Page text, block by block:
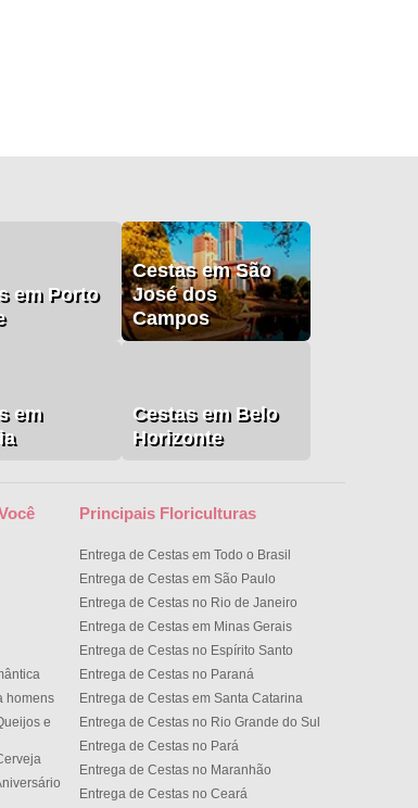
em Porto
Cestas em São
José dos
Campos
em
Cestas em Belo
Horizonte
homens
e
Principais Floriculturas
Entrega de Cestas em Todo o Brasil
Entrega de Cestas em São Paulo
Entrega de Cestas no Rio de Janeiro
Entrega de Cestas em Minas Gerais
Entrega de Cestas no Espírito Santo
Entrega de Cestas no Paran
Entrega de Cestas em Santa Catarina
Entrega de Cestas no Rio Grande do Sul
Entrega de Cestas no Par
Entrega de Cestas no Maranhão
Entrega de Cestas no Cear